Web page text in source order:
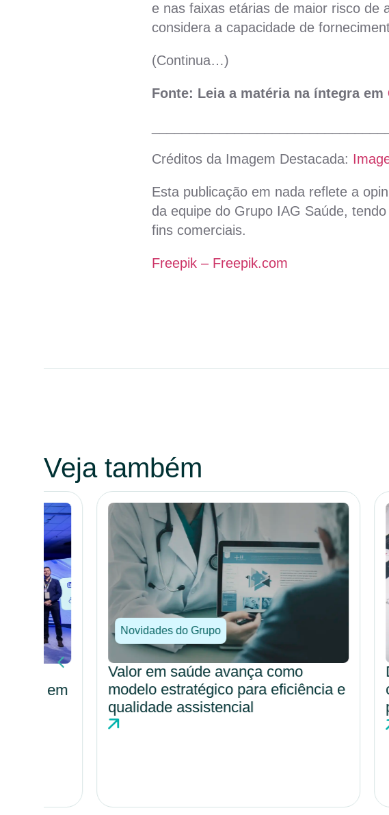
e nas faixas etárias de maior risco de
considera a capacidade de
(Continua…)
Fonte: Leia a matéria na íntegra em
Créditos da Imagem Destacada:
Esta publicação em nada reflete a
da equipe do Grupo IAG Saúde,
fins comerciais.
Freepik – Freepik.com
Veja também
Novidades do Grupo
Valor em saúde avança como
modelo estratégico para eficiência e
qualidade assistencial
DRG
com